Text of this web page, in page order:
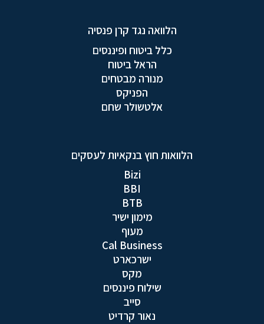
הלוואה נגד קרן פנסיה
כלל ביטוח ופיננסים
הראל ביטוח
מנורה מבטחים
הפניקס
אלטשולר שחם
הלוואות חוץ בנקאיות לעסקים
Bizi
BBI
BTB
מימון ישיר
מעוף
Cal Business
ישרכארט
מקס
שילוח פיננסים
סייב
נאור קרדיט